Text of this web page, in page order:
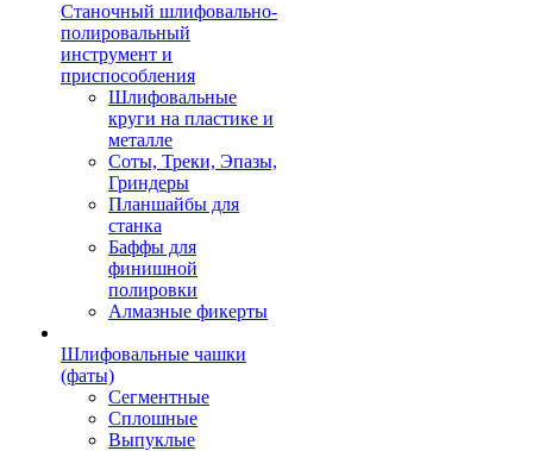
Станочный шлифовально-
полировальный
инструмент и
приспособления
Шлифовальные
круги на пластике и
металле
Соты, Треки, Эпазы,
Гриндеры
Планшайбы для
станка
Баффы для
финишной
полировки
Алмазные фикерты
Шлифовальные чашки
(фаты)
Сегментные
Сплошные
Выпуклые